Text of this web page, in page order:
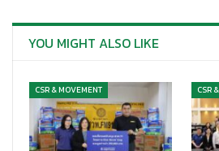
ขีดความสามารถในการคัดเลือกและจัดส
ร่วมจัดทำคัมภีร์การลงทุนชื่อว่า Know
การตัดสินใจลงทุน นอกจากนี้ บลจ.กสิกรไ
มือด้านการลงทุนเพื่อความยั่งยืนกับอีก 1
Lombard Odier ในฐานะพันธมิตรที่ปรึก
YOU MIGHT ALSO LIKE
CSR & MOVEMENT CSR